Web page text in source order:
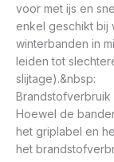
voor met ijs en
enkel geschikt bij
winterbanden in
leiden tot
slijtage).&nbsp:
Brandstofverbruik
Hoewel de
het griplabel en
het